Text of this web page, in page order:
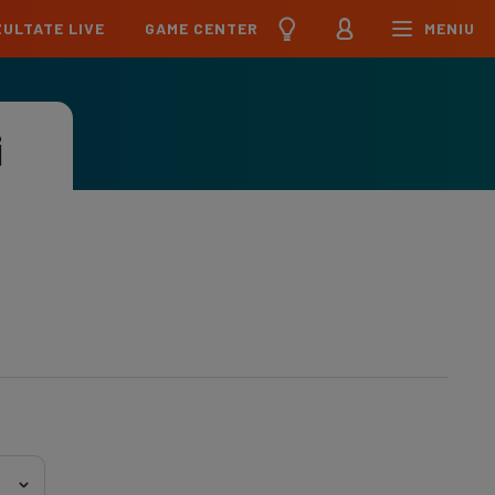
League
Meciuri
U21
LIVE GAME CENTER MENIU